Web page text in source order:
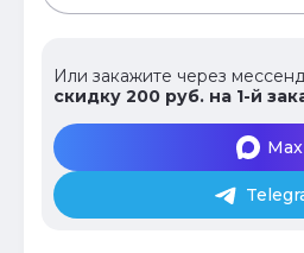
Или закажите через
скидку 200 руб. на 1-й
Max